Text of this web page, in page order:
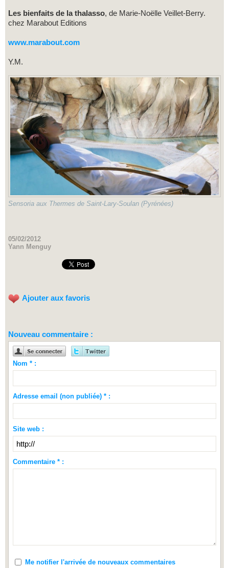
Les bienfaits de la thalasso, de Marie-Noëlle Veillet-Berry.
chez Marabout Editions
www.marabout.com
Y.M.
Sensoria aux Thermes de Saint-Lary-Soulan (Pyrénées)
05/02/2012
Yann Menguy
Ajouter aux favoris
Nouveau commentaire :
Nom * :
Adresse email (non publiée) * :
Site web :
Commentaire * :
Me notifier l'arrivée de nouveaux commentaires